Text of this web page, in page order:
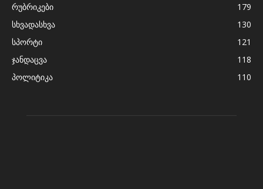
რუბრიკები
179
სხვადასხვა
130
სპორტი
121
ჯანდაცვა
118
პოლიტიკა
110